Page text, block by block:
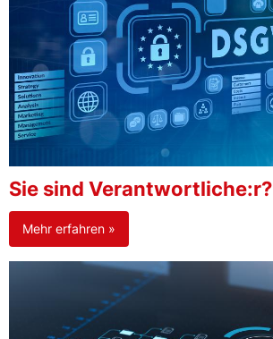
Sie sind Verantwortliche:r?
Mehr erfahren »